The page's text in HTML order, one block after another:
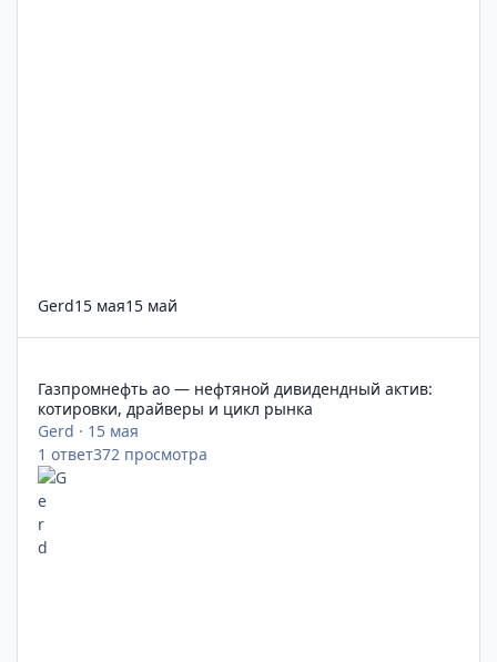
Gerd15 мая15 май
Газпромнефть ао — нефтяной дивидендный актив:
котировки, драйверы и цикл рынка
Gerd · 15 мая
1 ответ372 просмотра